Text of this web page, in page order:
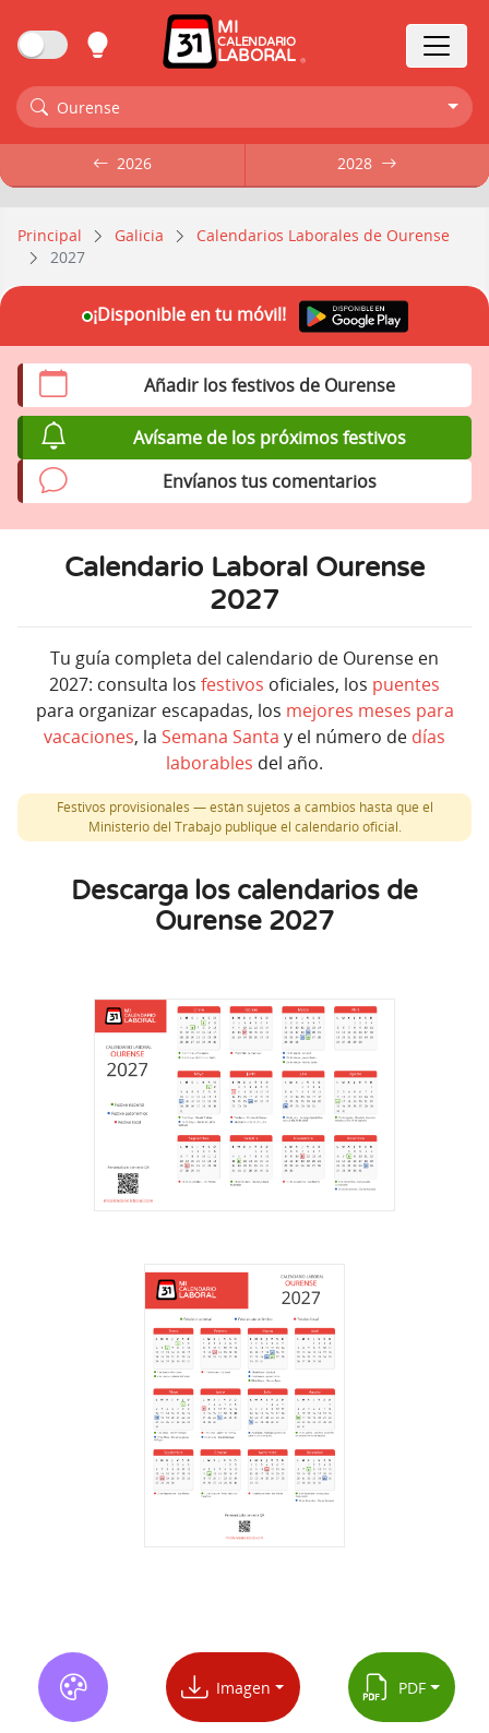
MI
CALENDARIO
LABORAL
Ourense
Principal Galicia
Calendarios Laborales de Ourense
2027
Calendario Laboral Ourense
2027
Tu guía completa del calendario de Ourense en
2027: consulta los festivos oficiales, los puentes
para organizar escapadas, los mejores meses para
vacaciones, la Semana Santa y el número de días
laborables del año.
Festivos provisionales — están sujetos a cambios hasta que el
Ministerio del Trabajo publique el calendario oficial.
Descarga los calendarios de
Ourense 2027
2026 2028
Imagen PDF
2026 2028
Añadir los festivos de Ourense
Avísame de los próximos festivos
Envíanos tus comentarios
¡Disponible en tu móvil!